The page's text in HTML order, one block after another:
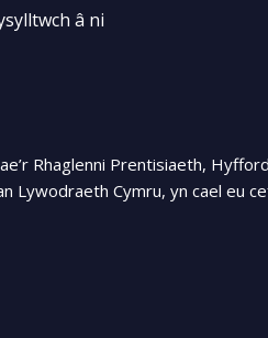
â ni
Rhaglenni Prentisiaeth,
Lywodraeth Cymru, yn cael eu